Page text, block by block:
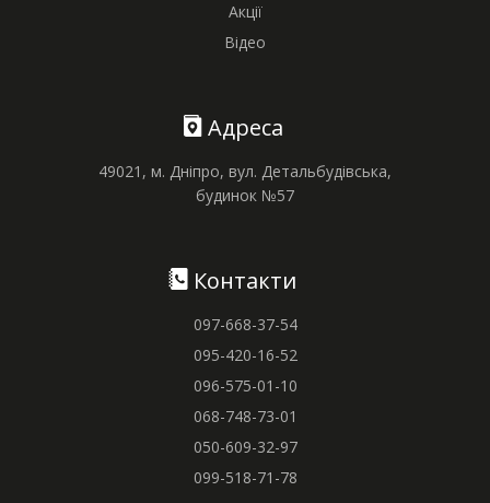
Акції
Відео
Адреса
49021, м. Дніпро, вул. Детальбудівська,
будинок №57
Контакти
097-668-37-54
095-420-16-52
096-575-01-10
068-748-73-01
050-609-32-97
099-518-71-78